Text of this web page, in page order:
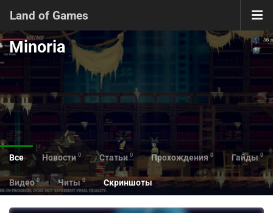
Land of Games
Minoria
Все Новости 0 Статьи 0 Прохождения 0 Гайды 0
Видео 0 Читы 0 Скриншоты